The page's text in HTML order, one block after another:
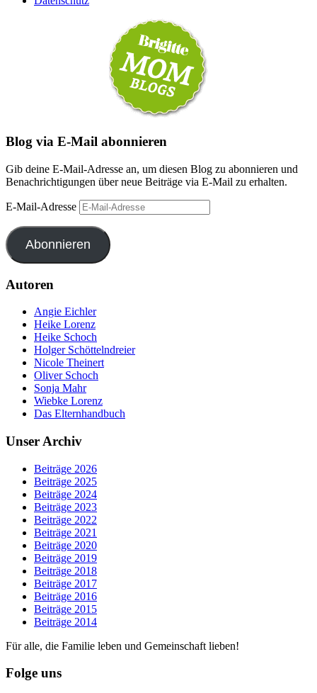
Blog via E-Mail abonnieren
Gib deine E-Mail-Adresse an, um diesen Blog zu abonnieren und
Benachrichtigungen über neue Beiträge via E-Mail zu erhalten.
E-Mail-Adresse
Abonnieren
Autoren
Angie Eichler
Heike Lorenz
Heike Schoch
Holger Schöttelndreier
Nicole Theinert
Oliver Schoch
Sonja Mahr
Wiebke Lorenz
Das Elternhandbuch
Unser Archiv
Beiträge 2026
Beiträge 2025
Beiträge 2024
Beiträge 2023
Beiträge 2022
Beiträge 2021
Beiträge 2020
Beiträge 2019
Beiträge 2018
Beiträge 2017
Beiträge 2016
Beiträge 2015
Beiträge 2014
Für alle, die Familie leben und Gemeinschaft lieben!
Folge uns